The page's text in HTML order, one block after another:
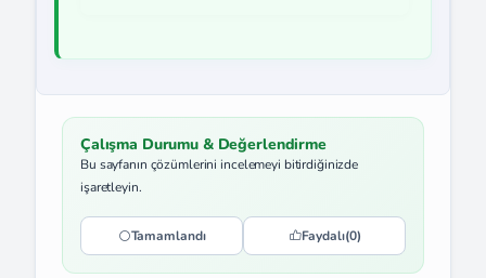
Çalışma Durumu & Değerlendirme
Bu sayfanın çözümlerini incelemeyi bitirdiğinizde
işaretleyin.
Tamamlandı Faydalı(0)